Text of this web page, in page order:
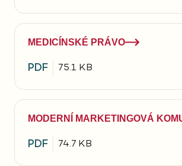
MEDICÍNSKÉ PRÁVO
PDF 75.1 KB
MODERNÍ MARKETINGOVÁ
PDF 74.7 KB